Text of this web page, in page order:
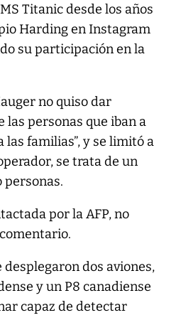
Titanic desde los años
Harding en Instagram
su participación en la
no quiso dar
las personas que iban a
las familias”, y se limitó a
se trata de un
por la AFP, no
desplegaron dos aviones,
y un P8 canadiense
capaz de detectar